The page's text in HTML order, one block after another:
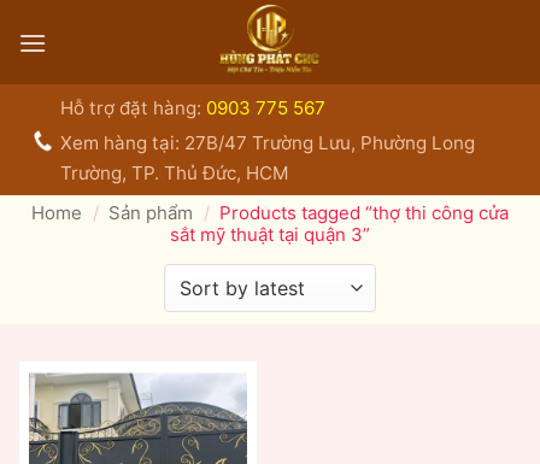
qua
Hỗ trợ đặt hàng: 0903 775 567
Xem hàng tại: 27B/47 Trường Lưu, Phường Long
Trường, TP. Thủ Đức, HCM
Home / Sản phẩm / Products tagged “thợ thi công cửa
sắt mỹ thuật tại quận 3”